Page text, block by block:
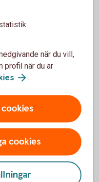
för olika behov.
när du vill,
profil när du är
.
cookies